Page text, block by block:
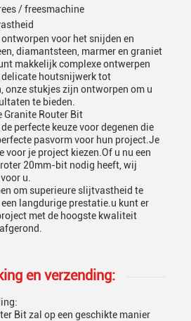
/ freesmachine
voor het snijden en
diamantsteen, marmer en graniet
makkelijk complexe ontwerpen
delicate houtsnijwerk tot
onze stukjes zijn ontworpen om u
te bieden.
Granite Router Bit
perfecte keuze voor degenen die
pasvorm voor hun project.Je
voor je project kiezen.Of u nu een
20mm-bit nodig heeft, wij
u.
om superieure slijtvastheid te
langdurige prestatie.u kunt er
met de hoogste kwaliteit
en verzending:
Bit zal op een geschikte manier